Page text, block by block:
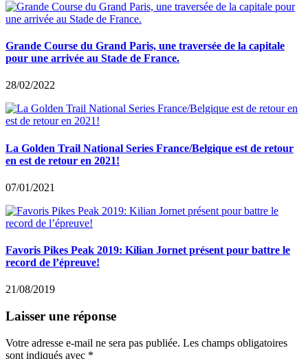
Grande Course du Grand Paris, une traversée de la capitale
pour une arrivée au Stade de France.
28/02/2022
La Golden Trail National Series France/Belgique est de retour
en est de retour en 2021!
07/01/2021
Favoris Pikes Peak 2019: Kilian Jornet présent pour battre le
record de l’épreuve!
21/08/2019
Laisser une réponse
Votre adresse e-mail ne sera pas publiée. Les champs obligatoires
sont indiqués avec *